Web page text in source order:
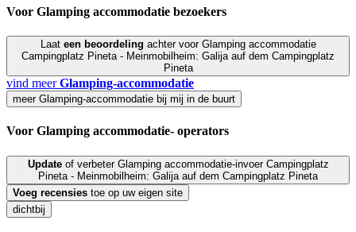
Voor Glamping accommodatie bezoekers
Laat een beoordeling achter voor Glamping accommodatie
Campingplatz Pineta - Meinmobilheim: Galija auf dem Campingplatz
Pineta
vind meerGlamping-accommodatie
meer Glamping-accommodatie bij mij in de buurt
Voor Glamping accommodatie- operators
Updateof verbeter Glamping accommodatie-invoer Campingplatz
Pineta - Meinmobilheim: Galija auf dem Campingplatz Pineta
Voeg recensies toe op uw eigen site
dichtbij